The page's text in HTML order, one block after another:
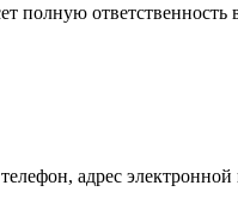
полную ответственность
адрес